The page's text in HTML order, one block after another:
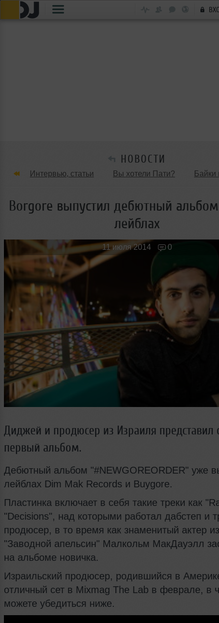
НОВОСТИ
Интервью, статьи Вы хотели Пати? Байки
Обзоры Вечеринок и
Мужчина & Женщина
Borgore выпустил дебютный
лейблах
11 июля 2014 0
Диджей и продюсер из Израиля представил
первый альбом.
Дебютный альбом "#NEWGOREORDER" уже
лейблах Dim Mak Records и Buygore.
Пластинка включает в себя такие треки как
"Decisions", над которыми работал дабстеп и
продюсер, в то время как знаменитый актер
"Заводной апельсин" Малкольм МакДауэлл
на альбоме новичка.
Израильский продюсер, родившийся в
отличный сет в Mixmag The Lab в феврале, в
можете убедиться ниже.